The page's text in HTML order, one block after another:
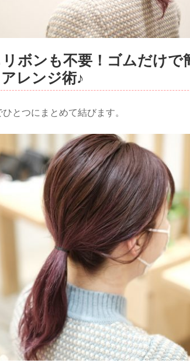
リボンも不要！ゴムだけで
レンジ術♪
とつにまとめて結びます。